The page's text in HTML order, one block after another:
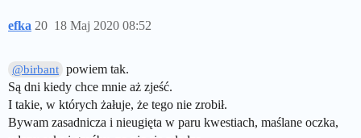
efka 18 Maj 2020 08:52
20
@birbant powiem tak.
Są dni kiedy chce mnie aż zjeść.
I takie, w których żałuje, że tego nie zrobił.
Bywam zasadnicza i nieugięta w paru kwestiach, maślane oczka,